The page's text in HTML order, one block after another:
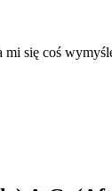
mi się coś